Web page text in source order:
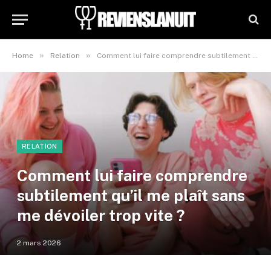
Home » Relation » Comment lui faire comprendre subtilement qu’il me plaît sans me dévoiler trop vite ?
RELATION
Comment lui faire comprendre
subtilement qu’il me plaît sans
me dévoiler trop vite ?
2 mars 2026